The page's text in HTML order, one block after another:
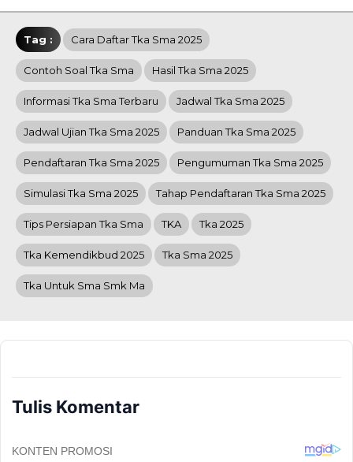
Tag : Cara Daftar Tka Sma 2025
Contoh Soal Tka Sma Hasil Tka Sma 2025
Informasi Tka Sma Terbaru Jadwal Tka Sma 2025
Jadwal Ujian Tka Sma 2025 Panduan Tka Sma 2025
Pendaftaran Tka Sma 2025 Pengumuman Tka Sma 2025
Simulasi Tka Sma 2025 Tahap Pendaftaran Tka Sma 2025
Tips Persiapan Tka Sma TKA Tka 2025
Tka Kemendikbud 2025 Tka Sma 2025
Tka Untuk Sma Smk Ma
Tulis Komentar